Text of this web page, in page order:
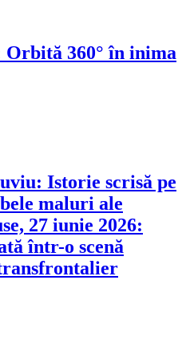
Orbită 360° în inima
Istorie scrisă pe
maluri ale
27 iunie 2026:
într-o scenă